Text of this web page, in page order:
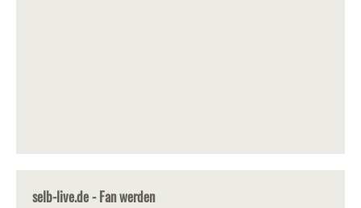
selb-live.de - Fan werden